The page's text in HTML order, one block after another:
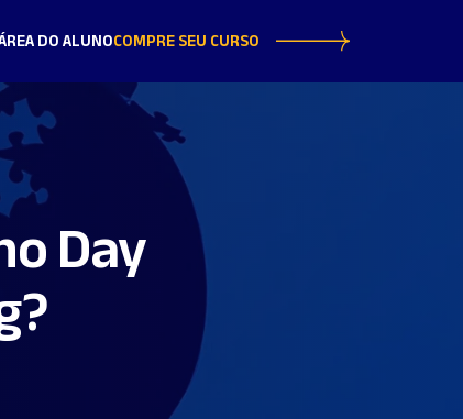
DO ALUNOCOMPRE SEU CURSO
Day